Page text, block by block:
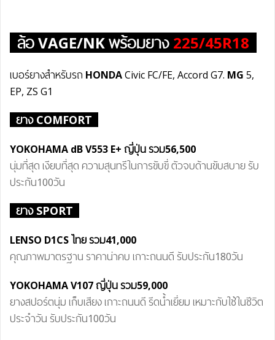
ล้อVAGE/NKพร้อมยาง 225/45R18
เบอร์ยางสำหรับรถ HONDACivic FC/FE, Accord G7. MG 5,
EP, ZS G1
ยาง COMFORT
YOKOHAMA dB V553 E+ ญี่ปุ่นรวม56,500
นุ่มที่สุด เงียบที่สุด ความสุนทรีในการขับขี่ ตัวจบด้านขับสบาย รับ
ประกัน100วัน
ยาง SPORT
LENSO D1CS ไทยรวม41,000
คุณภาพมาตรฐาน ราคาน่าคบ เกาะถนนดี รับประกัน180วัน
YOKOHAMA V107 ญี่ปุ่นรวม59,000
ยางสปอร์ตนุ่ม เก็บเสียง เกาะถนนดี รีดน้ำเยี่ยม เหมาะกับใช้ในชีวิต
ประจำวัน รับประกัน100วัน